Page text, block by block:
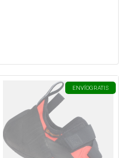
ENVÍOGRATIS